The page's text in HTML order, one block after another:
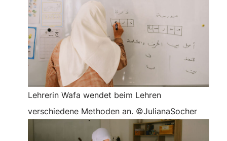
Lehrerin Wafa wendet beim Lehren
verschiedene Methoden an. ©JulianaSocher